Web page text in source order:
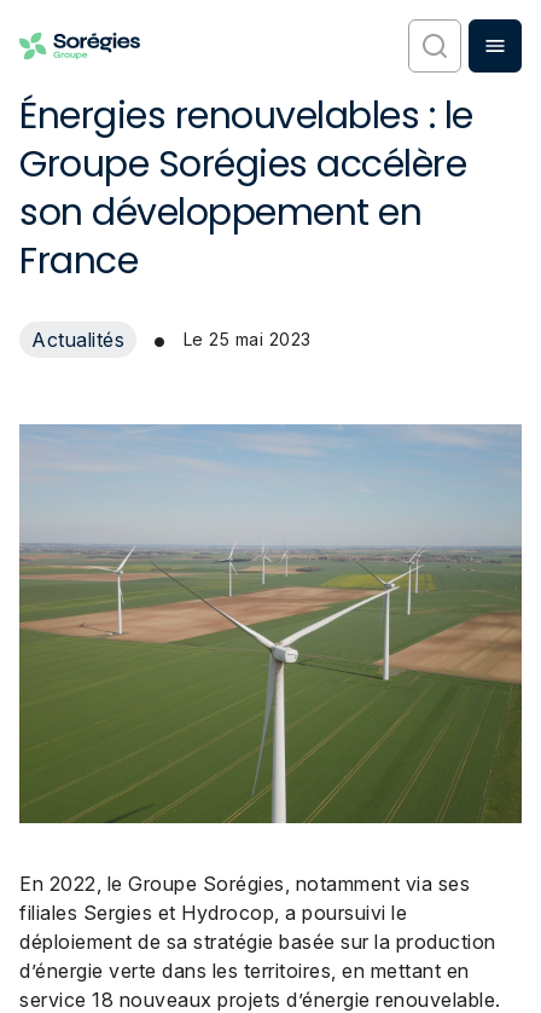
Énergies renouvelables : le
Groupe Sorégies accélère
son développement en
France
Actualités • Le 25 mai 2023
En 2022, le Groupe Sorégies, notamment via ses
filiales Sergies et Hydrocop, a poursuivi le
déploiement de sa stratégie basée sur la production
d’énergie verte dans les territoires, en mettant en
service 18 nouveaux projets d’énergie renouvelable.